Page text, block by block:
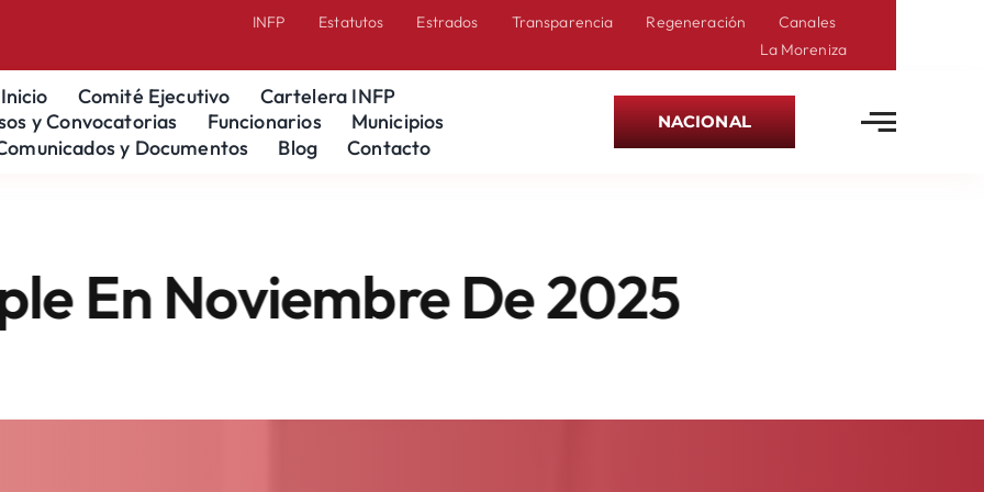
INFP Estatutos Estrados Transparencia Regeneración
Canales
La Moreniza
Inicio Comité Ejecutivo
Cartelera INFP
y Convocatorias
Funcionarios
Municipios
y Documentos
Blog Contacto
NACIONAL
De 2025 Gracias A